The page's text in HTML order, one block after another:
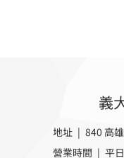
義
地址 | 840 高
營業時間 | 平